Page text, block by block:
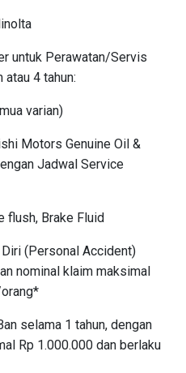
untuk Perawatan/Servis
atau 4 tahun:
varian)
Motors Genuine Oil &
Jadwal Service
flush, Brake Fluid
(Personal Accident)
nominal klaim maksimal
selama 1 tahun, dengan
Rp 1.000.000 dan berlaku